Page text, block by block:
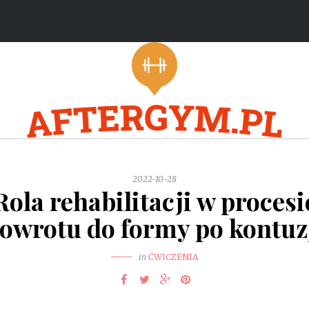
2022-10-28
rehabilitacji w
do formy po
in ĆWICZENIA